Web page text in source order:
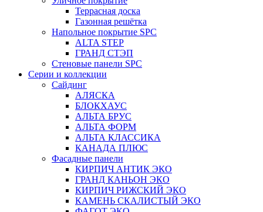
Террасная доска
Газонная решётка
Напольное покрытие SPC
ALTA STEP
ГРАНД СТЭП
Стеновые панели SPC
Серии и коллекции
Сайдинг
АЛЯСКА
БЛОКХАУС
АЛЬТА БРУС
АЛЬТА ФОРМ
АЛЬТА КЛАССИКА
КАНАДА ПЛЮС
Фасадные панели
КИРПИЧ АНТИК ЭКО
ГРАНД КАНЬОН ЭКО
КИРПИЧ РИЖСКИЙ ЭКО
КАМЕНЬ СКАЛИСТЫЙ ЭКО